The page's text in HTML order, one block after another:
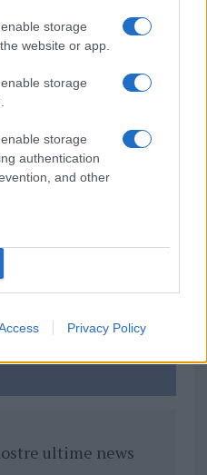
storage
website or app.
storage
storage
authentication
and other
Privacy Policy
Nhood Sardegna
segnalazioni,
e le tue foto
al numero +39
telegram di
ultime news